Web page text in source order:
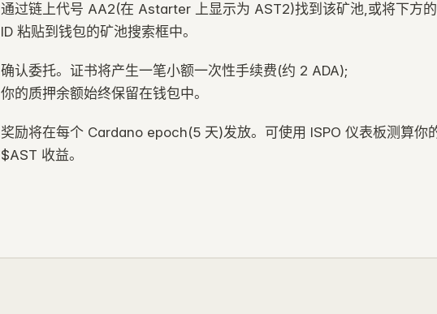
通过链上代号 AA2(在 Astarter 上显示为 AST2)找到该矿池,或将下方
ID 粘贴到钱包的矿池搜索框中。
确认委托。证书将产生一笔小额一次性手续费(约 2 ADA);
你的质押余额始终保留在钱包中。
奖励将在每个 Cardano epoch(5 天)发放。可使用 ISPO 仪表板测算你
$AST 收益。